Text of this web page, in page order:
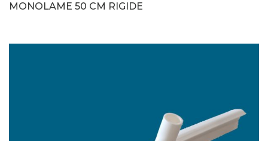
MONOLAME 50 CM RIGIDE